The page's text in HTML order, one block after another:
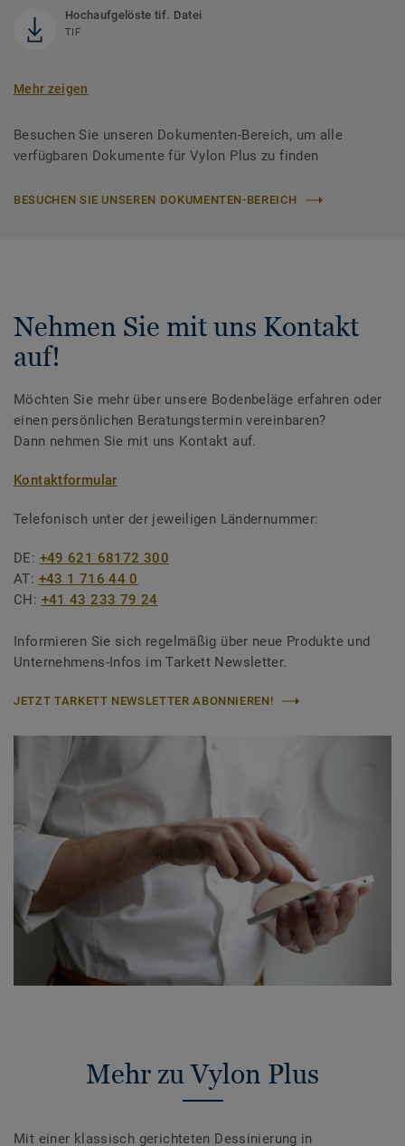
Hochaufgelöste tif. Datei
TIF
Mehr zeigen
Besuchen Sie unseren Dokumenten-Bereich, um alle
verfügbaren Dokumente für Vylon Plus zu finden
BESUCHEN SIE UNSEREN DOKUMENTEN-BEREICH
Nehmen Sie mit uns Kontakt
auf!
Möchten Sie mehr über unsere Bodenbeläge erfahren oder
einen persönlichen Beratungstermin vereinbaren?
Dann nehmen Sie mit uns Kontakt auf.
Kontaktformular
Telefonisch unter der jeweiligen Ländernummer:
DE: +49 621 68172 300
AT: +43 1 716 44 0
CH: +41 43 233 79 24
Informieren Sie sich regelmäßig über neue Produkte und
Unternehmens-Infos im Tarkett Newsletter.
JETZT TARKETT NEWSLETTER ABONNIEREN!
Mehr zu Vylon Plus
Mit einer klassisch gerichteten Dessinierung in